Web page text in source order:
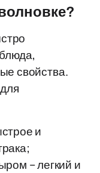
свойства.
и
– легкий и